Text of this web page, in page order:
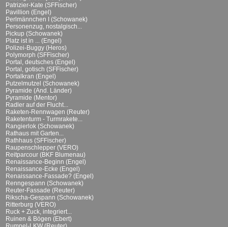
Patrizier-Kate (SFFischer)
Pavillion (Engel)
Perlmännchen I (Schowanek)
Personenzug, nostalgisch...
Pickup (Schowanek)
Platz ist in ... (Engel)
Polizei-Buggy (Heros)
Polymorph (SFFischer)
Portal, deutsches (Engel)
Portal, gotisch (SFFischer)
Portalkran (Engel)
Putzelmutzel (Schowanek)
Pyramide (And. Länder)
Pyramide (Mentor)
Radler auf der Flucht...
Raketen-Rennwagen (Reuter)
Raketenturm - Turmrakete...
Rangierlok (Schowanek)
Rathaus mit Garten...
Rathhaus (SFFischer)
Raupenschlepper (VERO)
Reitparcour (BKF Blumenau)
Renaissance-Beginn (Engel)
Renaissance-Ecke (Engel)
Renaissance-Fassade? (Engel)
Renngespann (Schowanek)
Reuter-Fassade (Reuter)
Rikscha-Gespann (Schowanek)
Ritterburg (VERO)
Ruck + Zuck, integriert...
Ruinen & Bögen (Ebert)